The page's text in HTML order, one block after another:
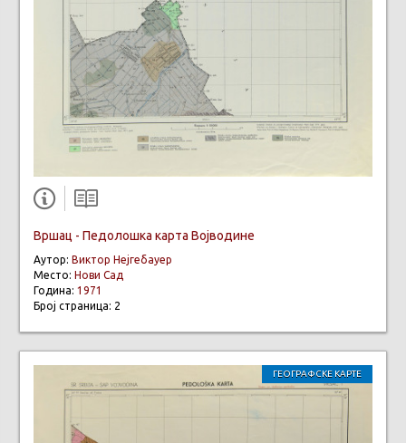
Вршац - Педолошка карта Војводине
Аутор: Виктор Нејгебауер
Место: Нови Сад
Година: 1971
Број страница: 2
ГЕОГРАФСКЕ КАРТЕ